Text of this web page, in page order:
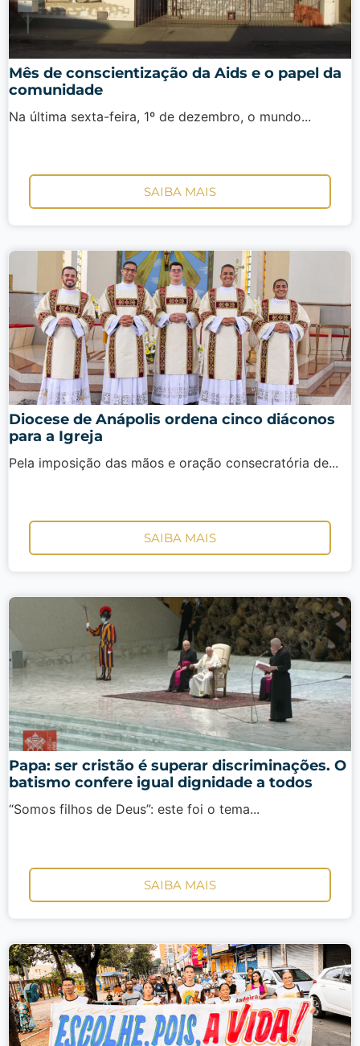
Mês de conscientização da Aids e o papel da
comunidade
Na última sexta-feira, 1º de dezembro, o mundo...
SAIBA MAIS
Diocese de Anápolis ordena cinco diáconos
para a Igreja
Pela imposição das mãos e oração consecratória de...
SAIBA MAIS
Papa: ser cristão é superar discriminações. O
batismo confere igual dignidade a todos
“Somos filhos de Deus”: este foi o tema...
SAIBA MAIS